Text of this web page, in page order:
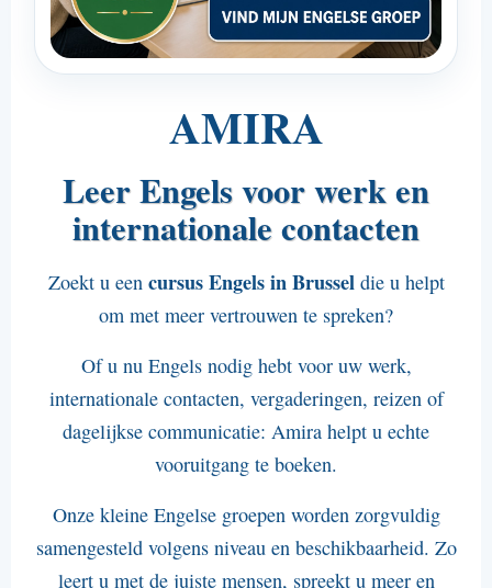
Spaans
Italiaans
Actiris-cursussen
Openbaar vervoer
Bankrekeningnummer van Amira
AMIRA
Leer Engels voor werk en
internationale contacten
Zoekt u een cursus Engels in Brusseldie u helpt
om met meer vertrouwen te spreken?
Of u nu Engels nodig hebt voor uw werk,
internationale contacten, vergaderingen, reizen of
dagelijkse communicatie: Amira helpt u echte
vooruitgang te boeken.
Onze kleine Engelse groepen worden zorgvuldig
samengesteld volgens niveau en beschikbaarheid. Zo
leert u met de juiste mensen, spreekt u meer en